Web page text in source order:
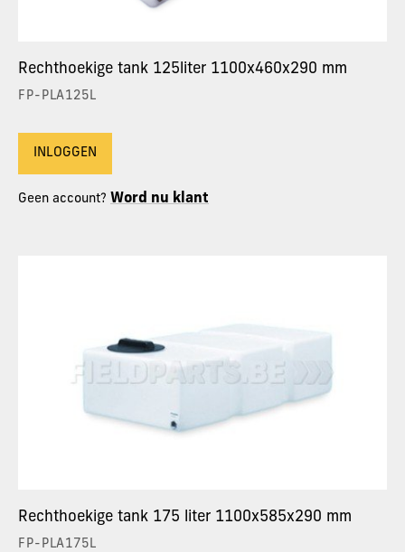
Rechthoekige tank 125liter 1100x460x290 mm
FP-PLA125L
INLOGGEN
Geen account? Word nu klant
Rechthoekige tank 175 liter 1100x585x290 mm
FP-PLA175L